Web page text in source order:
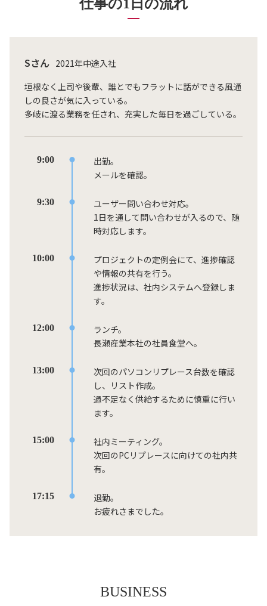
仕事の1日の流れ
Sさん 2021年中途入社
垣根なく上司や後輩、誰とでもフラットに話ができる風通
しの良さが気に入っている。
多岐に渡る業務を任され、充実した毎日を過ごしている。
9:00
出勤。
メールを確認。
9:30
ユーザー問い合わせ対応。
1日を通して問い合わせが入るので、随
時対応します。
10:00
プロジェクトの定例会にて、進捗確認
や情報の共有を行う。
進捗状況は、社内システムへ登録しま
す。
12:00
ランチ。
長瀬産業本社の社員食堂へ。
13:00
次回のパソコンリプレース台数を確認
し、リスト作成。
過不足なく供給するために慎重に行い
ます。
15:00
社内ミーティング。
次回のPCリプレースに向けての社内共
有。
17:15
退勤。
お疲れさまでした。
BUSINESS